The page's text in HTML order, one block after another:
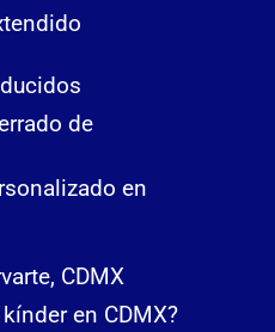
de
en
CDMX
en CDMX?